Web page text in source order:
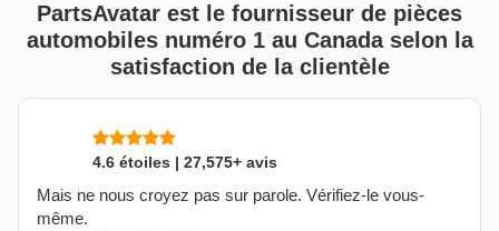
PartsAvatar est le fournisseur de pièces
automobiles numéro 1 au Canada selon la
satisfaction de la clientèle
4.6 étoiles | 27,575+ avis
Mais ne nous croyez pas sur parole. Vérifiez-le vous-
même.